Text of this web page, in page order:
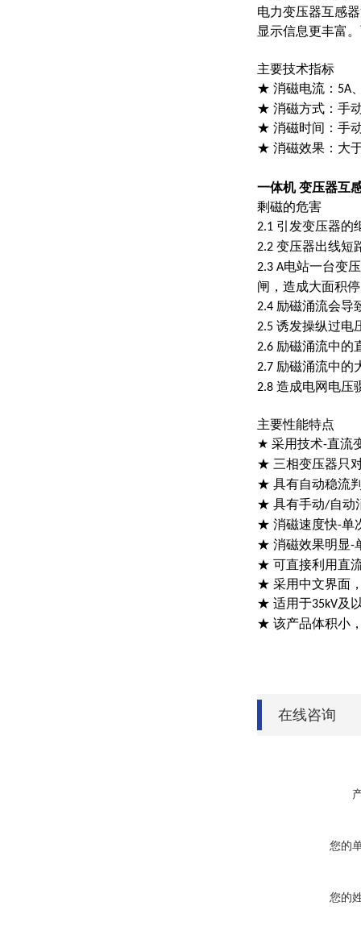
电力变压器互感
显示信息更丰富
主要技术指标
★ 消磁电流： 5A
★ 消磁方式：手
★ 消磁时间：手
★ 消磁效果：大
一体机 变压器互
剩磁的危害
2.1 引发变压器的
2.2 变压器出线短
2.3 A电站一台变
闸，造成大面积
2.4 励磁涌流会导
2.5 诱发操纵过电
2.6 励磁涌流中的
2.7 励磁涌流中的
2.8 造成电网电压
主要性能特点
★ 采用技术-直流
★ 三相变压器只
★ 具有自动稳流
★ 具有手动/自动
★ 消磁速度快-单
★ 消磁效果明显-
★ 可直接利用直
★ 采用中文界面
★ 适用于35kV及
★ 该产品体积小
在线咨询
您的
您的